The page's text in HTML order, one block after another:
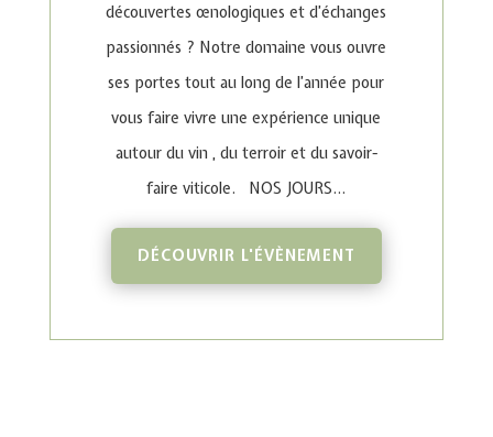
découvertes œnologiques et d’échanges
passionnés ? Notre domaine vous ouvre
ses portes tout au long de l’année pour
vous faire vivre une expérience unique
autour du vin , du terroir et du savoir-
faire viticole. NOS JOURS...
DÉCOUVRIR L'ÉVÈNEMENT